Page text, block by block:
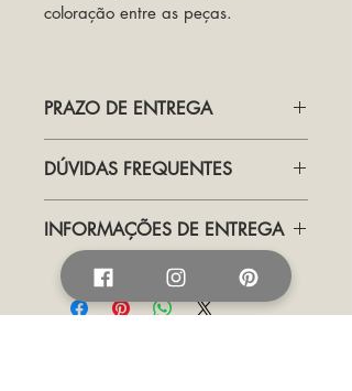
coloração entre as peças.
PRAZO DE ENTREGA
Prazo de entrega: Postagem em até
90 dias após a aprovação da compra.
DÚVIDAS FREQUENTES
INFORMAÇÕES DE ENTREGA
Trabalhamos com entrega pelos
correios e transportadora. O prazo
está indicado em cada produto. Para